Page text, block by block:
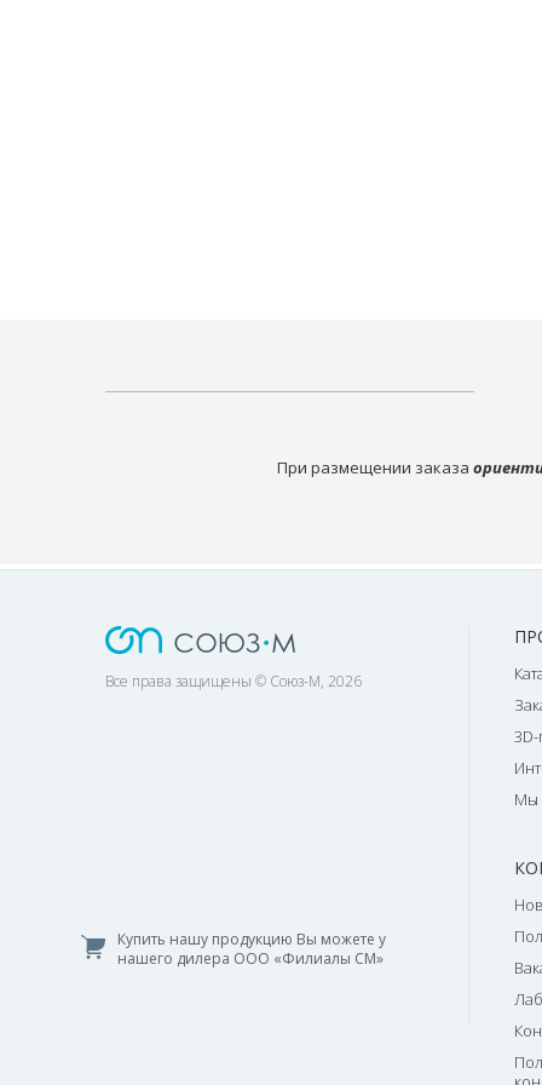
При размещении заказа
Все права защищены © Союз-М, 2026
Купить нашу продукцию Вы можете у
нашего дилера ООО «Филиалы СМ»
Мы